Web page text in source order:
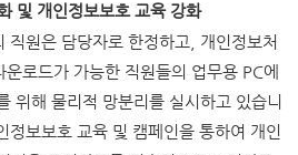
및 개인정보보호 교육 강화
직원은 담당자로 한정하고, 개인정보처
로드가 가능한 직원들의 업무용 PC에
위해 물리적 망분리를 실시하고 있습니
정보보호 교육 및 캠페인을 통하여 개인